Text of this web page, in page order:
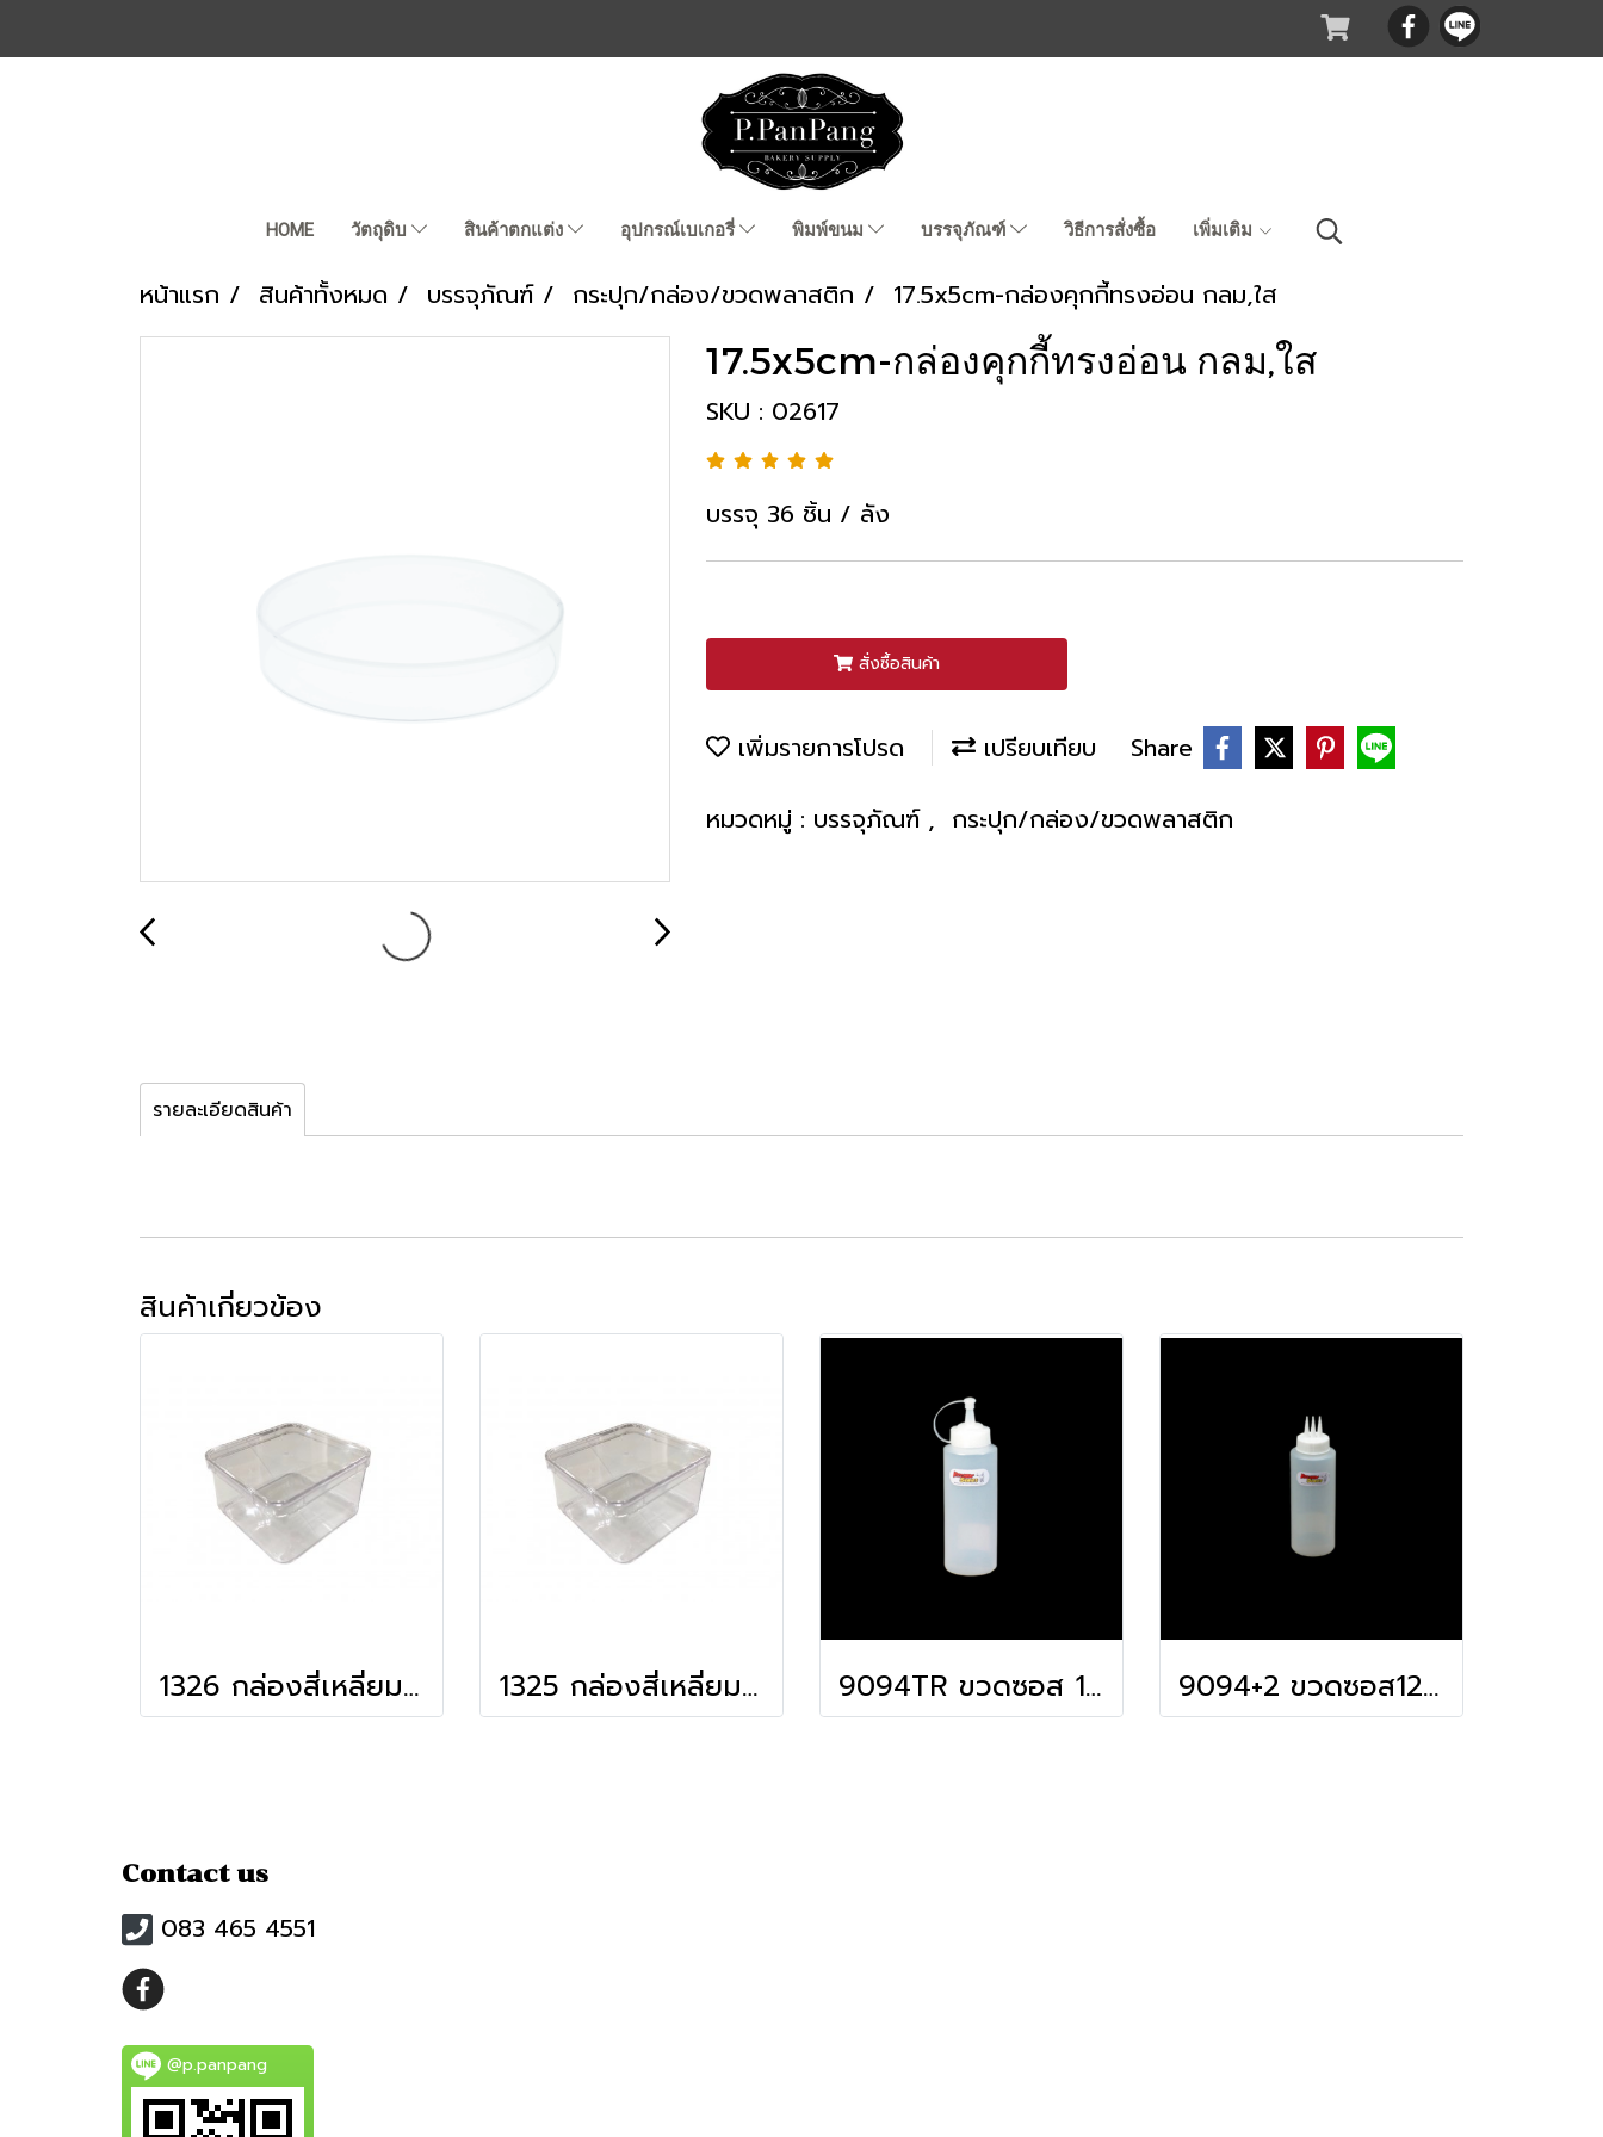
HOME วัตถุดิบ สินค้าตกแต่ง อุปกรณ์เบเกอรี่ พิมพ์ขนม บรรจุภัณฑ์ วิธีการสั่งซื้อ เพิ่มเติม
หน้าแรก สินค้าทั้งหมด บรรจุภัณฑ์ กระปุก/กล่อง/ขวดพลาสติก 17.5x5cm-กล่องคุกกี้ทรงอ่อน กลม,ใส
17.5x5cm-กล่องคุกกี้ทรงอ่อน กลม,ใส
SKU : 02617
บรรจุ 36 ชิ้น / ลัง
สั่งซื้อสินค้า
เพิ่มรายการโปรด เปรียบเทียบ Share
หมวดหมู่ : บรรจุภัณฑ์ , กระปุก/กล่อง/ขวดพลาสติก
รายละเอียดสินค้า
สินค้าเกี่ยวข้อง
1326 กล่องสี่เหลี่ยม-สูง 1325 กล่องสี่เหลี่ยม-เตี้ย 9094TR ขวดซอส 12 ออนซ์ ใส (340ml) 9094+2 ขวดซอส12ออนซ์ หัว 3 รู (340ml)
Contact us
083 465 4551
@p.panpang